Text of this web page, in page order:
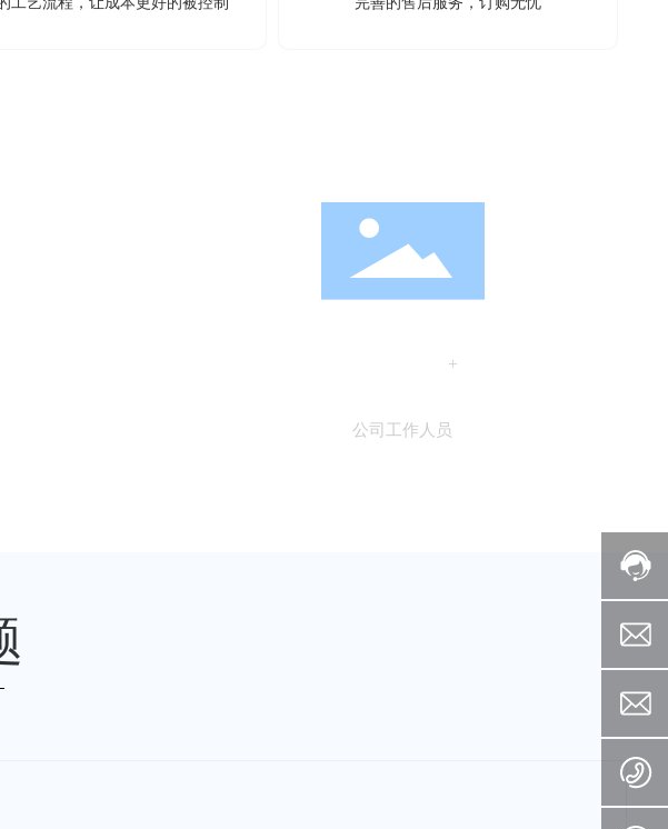
+
公司工作人员